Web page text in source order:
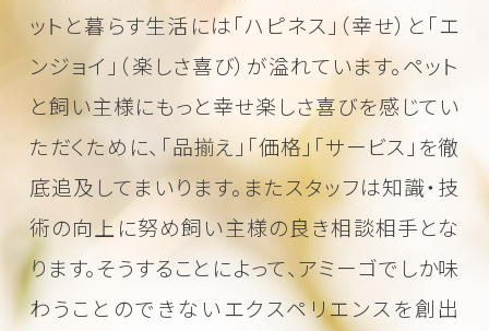
ットと暮らす生活には「ハピネス」（幸せ）と「エ
ンジョイ」（楽しさ喜び）が溢れています。ペット
と飼い主様にもっと幸せ楽しさ喜びを感じてい
ただくために、 「品揃え」「価格」「サービス」を徹
底追及してまいります。またスタッフは知識・技
術の向上に努め飼い主様の良き相談相手とな
ります。そうすることによって、アミーゴでしか味
わうことのできないエクスペリエンスを創出